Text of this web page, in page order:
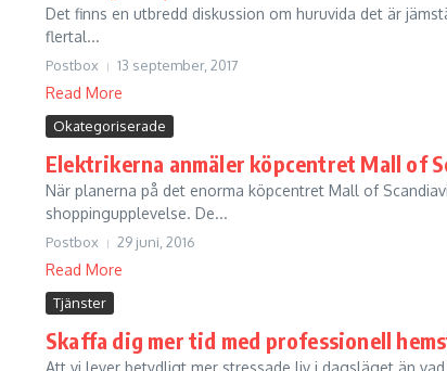
Det finns en utbredd diskussion om huruvida det är
flertal...
Postbox 13 september, 2017
Read More
Okategoriserade
Elektrikerna anmäler köpcentret Mall of
När planerna på det enorma köpcentret Mall of
shoppingupplevelse. De...
Postbox 29 juni, 2016
Read More
Tjänster
Skaffa dig mer tid med professionell
Att vi lever betydligt mer stressade liv i dagsläget än